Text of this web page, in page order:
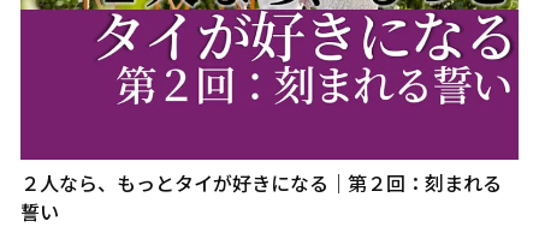
２人なら、もっとタイが好きになる｜第２回：刻まれる
誓い